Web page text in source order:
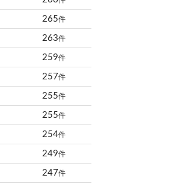
265件
263件
259件
257件
255件
255件
254件
249件
247件